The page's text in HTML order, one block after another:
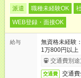
派遣 職種未経験OK
WEB登録・面接OK
給与
無資格未経
1万800円以上
交通費別途
交通費 交通